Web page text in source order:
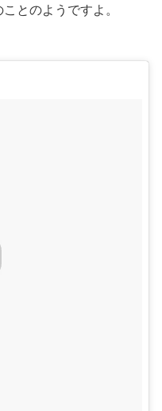
ことのようですよ。